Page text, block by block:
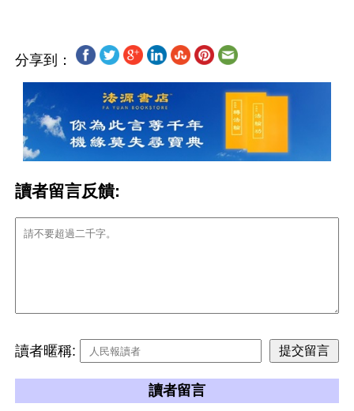
分享到：
讀者留言反饋:
讀者暱稱:
讀者留言